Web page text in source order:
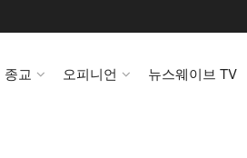
종교 오피니언 뉴스웨이브 TV